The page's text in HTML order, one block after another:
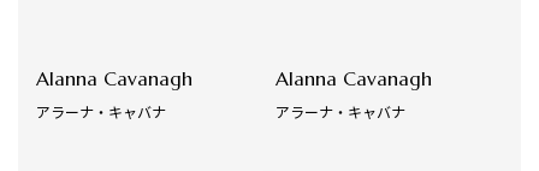
Alanna Cavanagh
アラーナ・キャバナ
Alanna Cavanagh
アラーナ・キャバナ